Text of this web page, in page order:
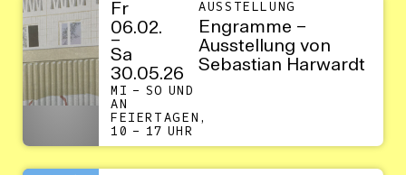
Fr
06.02.
–
Sa
30.05.26
MI – SO UND
AN
FEIERTAGEN,
10 – 17 UHR
AUSSTELLUNG
Engramme –
Ausstellung von
Sebastian Harwardt